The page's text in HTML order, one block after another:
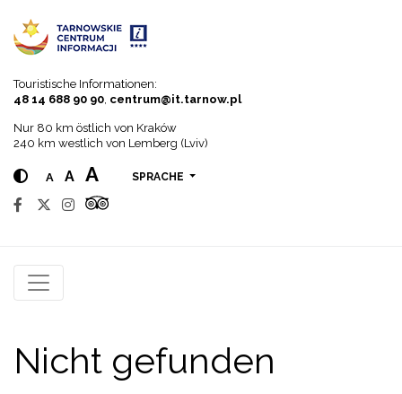
Touristische Informationen:
48 14 688 90 90 centrum@it.tarnow.pl
Nur 80 km östlich von Kraków
240 km westlich von Lemberg (Lviv)
A A A SPRACHE
Nicht gefunden